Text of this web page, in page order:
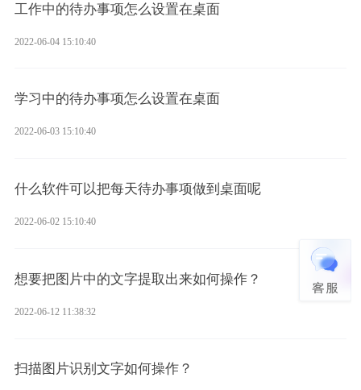
工作中的待办事项怎么设置在桌面
2022-06-04 15:10:40
学习中的待办事项怎么设置在桌面
2022-06-03 15:10:40
什么软件可以把每天待办事项做到桌面呢
2022-06-02 15:10:40
想要把图片中的文字提取出来如何操作？
2022-06-12 11:38:32
扫描图片识别文字如何操作？